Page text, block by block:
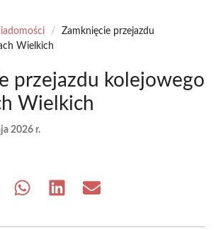
/
Zamknięcie przejazdu
Wielkich
przejazdu kolejowego
Wielkich
2026 r.
Share Share Share